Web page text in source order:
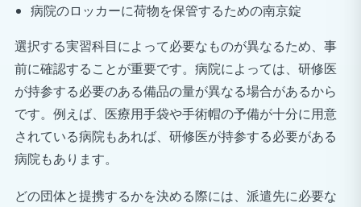
病院のロッカーに荷物を保管するための南京錠
選択する実習科目によって必要なものが異なるため、事
前に確認することが重要です。病院によっては、研修医
が持参する必要のある備品の量が異なる場合があるから
です。例えば、医療用手袋や手術帽の予備が十分に用意
されている病院もあれば、研修医が持参する必要がある
病院もあります。
どの団体と提携するかを決める際には、派遣先に必要な